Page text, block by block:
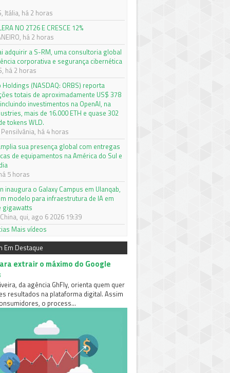
Itália, há 2 horas
NO 2T26 E CRESCE 12%
há 2 horas
adquirir a S-RM, uma consultoria global
corporativa e segurança cibernética
há 2 horas
Holdings (NASDAQ: ORBS) reporta
totais de aproximadamente US$ 378
investimentos na OpenAI, na
mais de 16.000 ETH e quase 302
tokens WLD.
Pensilvânia, há 4 horas
sua presença global com entregas
de equipamentos na América do Sul e
5 horas
inaugura o Galaxy Campus em Ulanqab,
modelo para infraestrutura de IA em
gigawatts
qui, ago 6 2026 19:39
Mais vídeos
Em Destaque
extrair o máximo do Google
da agência GhFly, orienta quem quer
resultados na plataforma digital. Assim
o process...